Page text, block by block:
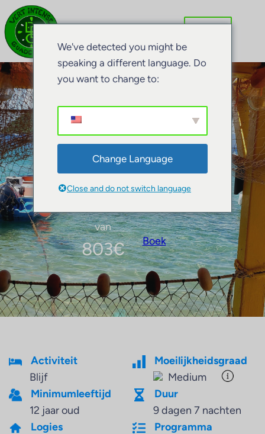
Guadeloupe Vrijheid 9
dagen
van
803€ Boek
Activiteit
Blijf
Minimumleeftijd
12 jaar oud
Logies
Moeilijkheidsgraad
Medium
Duur
9 dagen 7 nachten
Programma
We've detected you might be
speaking a different language. Do
you want to change to:
Change Language
Close and do not switch language